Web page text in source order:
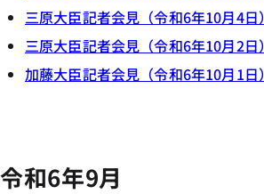
三原大臣記者会見（令和6年10月4日）
三原大臣記者会見（令和6年10月2日）
加藤大臣記者会見（令和6年10月1日）
令和6年9月